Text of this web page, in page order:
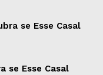
se Esse Casal
se Esse Casal